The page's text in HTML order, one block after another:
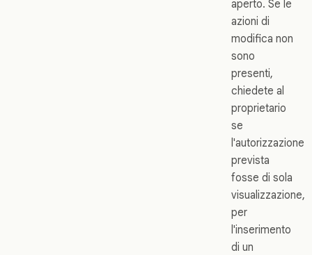
aperto. Se le
azioni di
modifica non
sono
presenti,
chiedete al
proprietario
se
l'autorizzazione
prevista
fosse di sola
visualizzazione,
per
l'inserimento
di un